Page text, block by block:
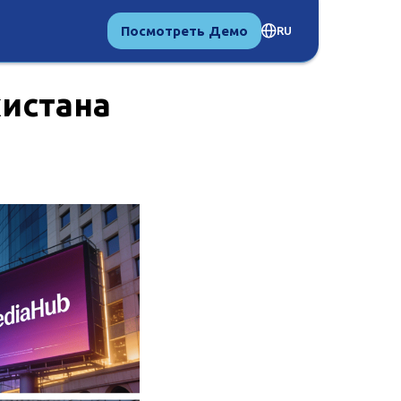
Посмотреть Демо RU